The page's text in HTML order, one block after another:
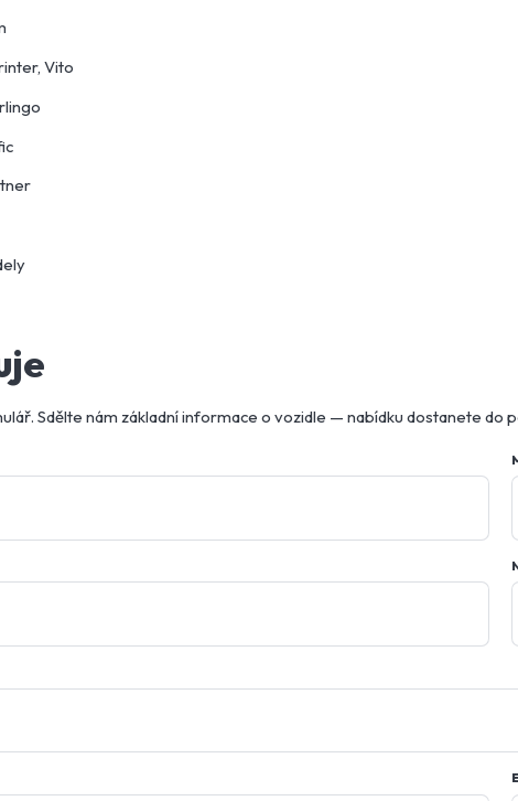
Vito
Sdělte nám základní informace o vozidle — nabídku dostanete do